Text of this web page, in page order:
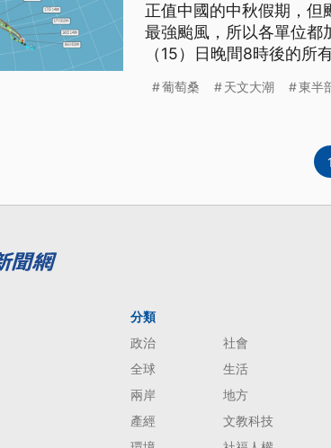
正值中國的中秋假期，但
最強颱風，所以各單位都
（15）日晚間8時後的所
葡萄桑 天文大潮 東半
1
分類
政治
社會
全球
生活
兩岸
地方
產經
文教科技